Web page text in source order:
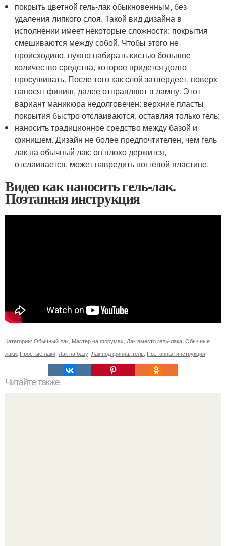
покрыть цветной гель-лак обыкновенным, без
удаления липкого слоя. Такой вид дизайна в
исполнении имеет некоторые сложности: покрытия
смешиваются между собой. Чтобы этого не
происходило, нужно набирать кистью большое
количество средства, которое придется долго
просушивать. После того как слой затвердеет, поверх
наносят финиш, далее отправляют в лампу. Этот
вариант маникюра недолговечен: верхние пласты
покрытия быстро отслаиваются, оставляя только гель;
наносить традиционное средство между базой и
финишем. Дизайн не более предпочтителен, чем гель
лак на обычный лак: он плохо держится,
отслаивается, может навредить ногтевой пластине.
Видео как наносить гель-лак.
Поэтапная инструкция
Категории: Обычный лак Мастер на форумах Лак вместо гель-лака Обычные
лаки Простые лаки Лак на базу Лак под финиш-гель Поэтапная инструкция
Читайте также